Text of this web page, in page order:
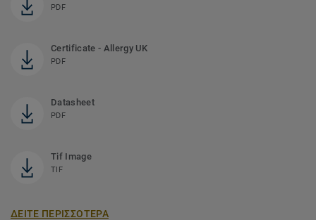
PDF
Certificate - Allergy UK
PDF
Datasheet
PDF
Tif Image
TIF
ΔΕΙΤΕ ΠΕΡΙΣΣΟΤΕΡΑ